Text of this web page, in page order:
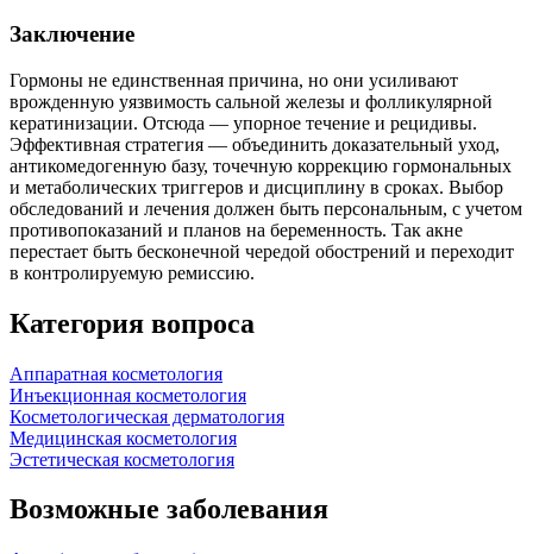
Заключение
Гормоны не единственная причина, но они усиливают
врожденную уязвимость сальной железы и фолликулярной
кератинизации. Отсюда — упорное течение и рецидивы.
Эффективная стратегия — объединить доказательный уход,
антикомедогенную базу, точечную коррекцию гормональных
и метаболических триггеров и дисциплину в сроках. Выбор
обследований и лечения должен быть персональным, с учетом
противопоказаний и планов на беременность. Так акне
перестает быть бесконечной чередой обострений и переходит
в контролируемую ремиссию.
Категория вопроса
Аппаратная косметология
Инъекционная косметология
Косметологическая дерматология
Медицинская косметология
Эстетическая косметология
Возможные заболевания